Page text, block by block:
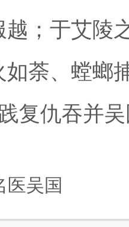
越；于艾陵
如荼、螳螂
复仇吞并
医吴国